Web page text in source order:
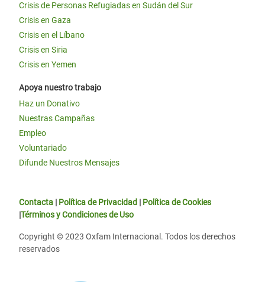
Crisis de Personas Refugiadas en Sudán del Sur
Crisis en Gaza
Crisis en el Líbano
Crisis en Siria
Crisis en Yemen
Apoya nuestro trabajo
Haz un Donativo
Nuestras Campañas
Empleo
Voluntariado
Difunde Nuestros Mensajes
Contacta | Política de Privacidad | Política de Cookies
|Términos y Condiciones de Uso
Copyright © 2023 Oxfam Internacional. Todos los derechos
reservados